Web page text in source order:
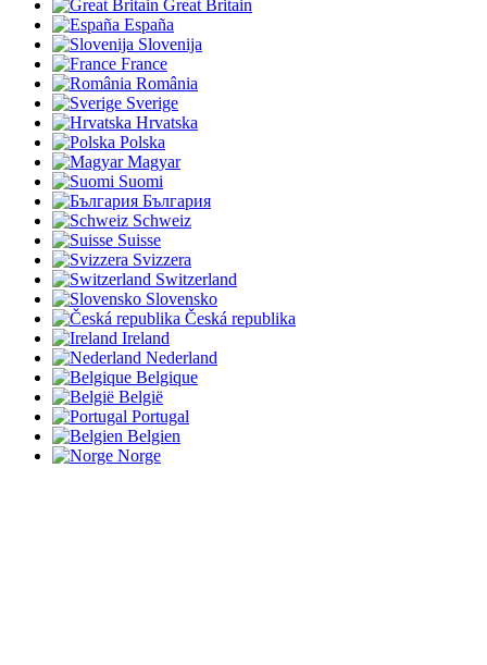
Great Britain
España
Slovenija
France
România
Sverige
Hrvatska
Polska
Magyar
Suomi
България
Schweiz
Suisse
Svizzera
Switzerland
Slovensko
Česká republika
Ireland
Nederland
Belgique
België
Portugal
Belgien
Norge